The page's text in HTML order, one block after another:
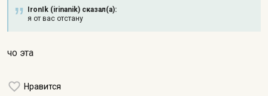
IronIk (irinanik) сказал(а):
я от вас отстану
чо эта
Нравится